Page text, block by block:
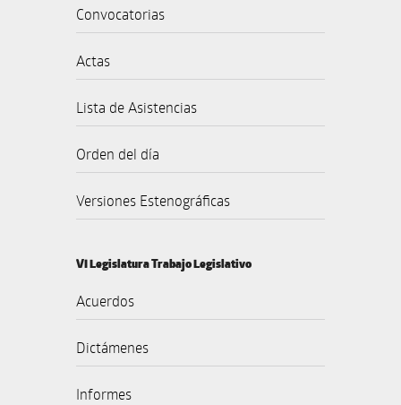
Convocatorias
Actas
Lista de Asistencias
Orden del día
Versiones Estenográficas
VI Legislatura Trabajo Legislativo
Acuerdos
Dictámenes
Informes